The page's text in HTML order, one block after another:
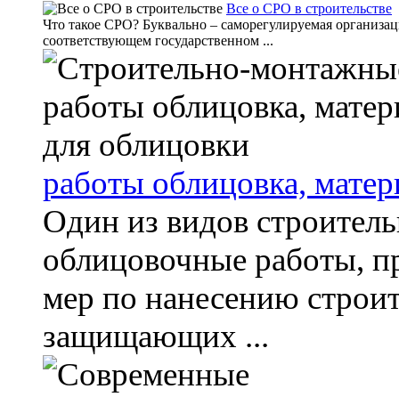
Все о СРО в строительстве
Что такое СРО? Буквально – саморегулируемая
соответствующем государственном ...
работы облицовка,
Один из видов
облицовочные работы,
мер по нанесению
защищающих ...